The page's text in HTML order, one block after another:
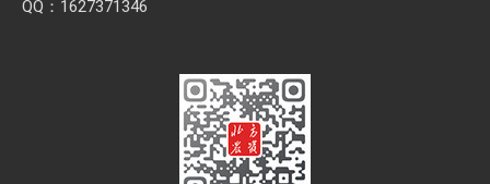
QQ：1627371346